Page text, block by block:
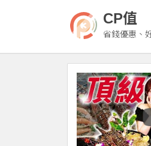
CP值
省錢優惠、